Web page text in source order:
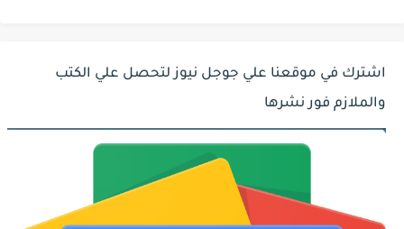
اشترك في موقعنا علي جوجل نيوز لتحصل علي الكتب
والملازم فور نشرها